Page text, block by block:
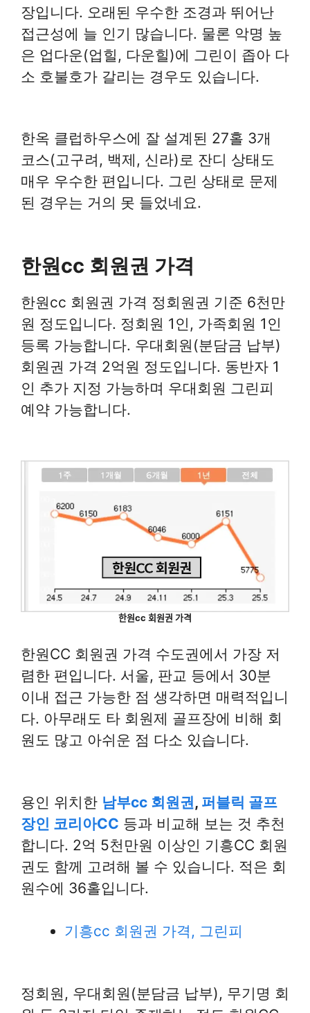
장입니다. 오래된 우수한 조경과 뛰어난
접근성에 늘 인기 많습니다. 물론 악명 높
은 업다운(업힐, 다운힐)에 그린이 좁아 다
소 호불호가 갈리는 경우도 있습니다.
한옥 클럽하우스에 잘 설계된 27홀 3개
코스(고구려, 백제, 신라)로 잔디 상태도
매우 우수한 편입니다. 그린 상태로 문제
된 경우는 거의 못 들었네요.
한원cc 회원권 가격
한원cc 회원권 가격 정회원권 기준 6천만
원 정도입니다. 정회원 1인, 가족회원 1인
등록 가능합니다. 우대회원(분담금 납부)
회원권 가격 2억원 정도입니다. 동반자 1
인 추가 지정 가능하며 우대회원 그린피
예약 가능합니다.
한원cc 회원권 가격
한원CC 회원권 가격 수도권에서 가장 저
렴한 편입니다. 서울, 판교 등에서 30분
이내 접근 가능한 점 생각하면 매력적입니
다. 아무래도 타 회원제 골프장에 비해 회
원도 많고 아쉬운 점 다소 있습니다.
용인 위치한 남부cc 회원권, 퍼블릭 골프
장인 코리아CC 등과 비교해 보는 것 추천
합니다. 2억 5천만원 이상인 기흥CC 회원
권도 함께 고려해 볼 수 있습니다. 적은 회
원수에 36홀입니다.
기흥cc 회원권 가격, 그린피
정회원, 우대회원(분담금 납부), 무기명 회